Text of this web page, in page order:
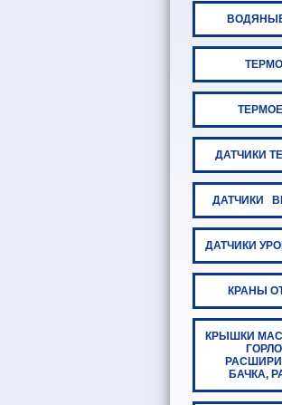
ДАТЧИКИ
ДАТЧИКИ
ДАТЧИКИ
КРАНЫ
КРЫШКИ
БАЧКА,